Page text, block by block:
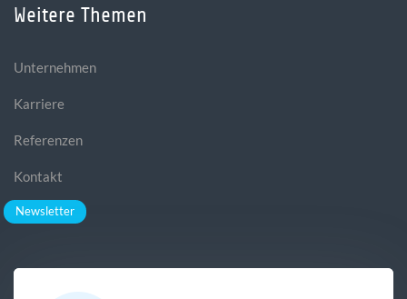
Weitere Themen
Unternehmen
Karriere
Referenzen
Kontakt
Newsletter